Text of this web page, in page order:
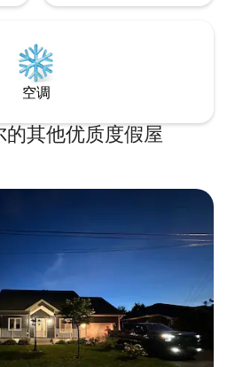
空调
的其他优质度假屋